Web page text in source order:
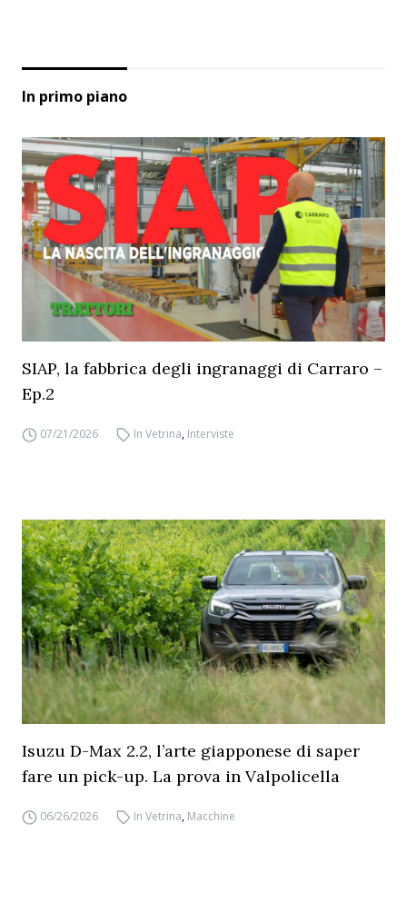
In primo piano
SIAP, la fabbrica degli ingranaggi di Carraro –
Ep.2
07/21/2026 In Vetrina, Interviste
Isuzu D-Max 2.2, l’arte giapponese di saper
fare un pick-up. La prova in Valpolicella
06/26/2026 In Vetrina, Macchine